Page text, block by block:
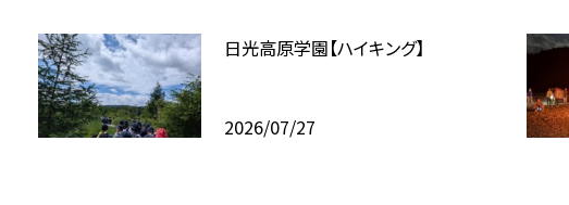
日光高原学園【ハイキング】
2026/07/27